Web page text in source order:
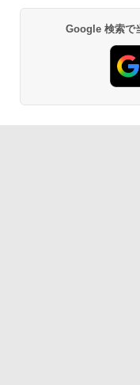
Google 検索で